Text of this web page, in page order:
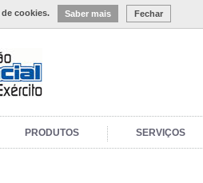
cookies. Saber mais Fechar
PRODUTOS SERVIÇOS